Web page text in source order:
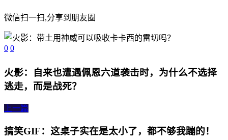
微信扫一扫,分享到朋友圈
0 0
火影：自来也遭遇佩恩六道袭击时，为什么不选择
逃走，而是战死？
上一篇
搞笑GIF：这桌子实在是太小了，都不够我蹦的！